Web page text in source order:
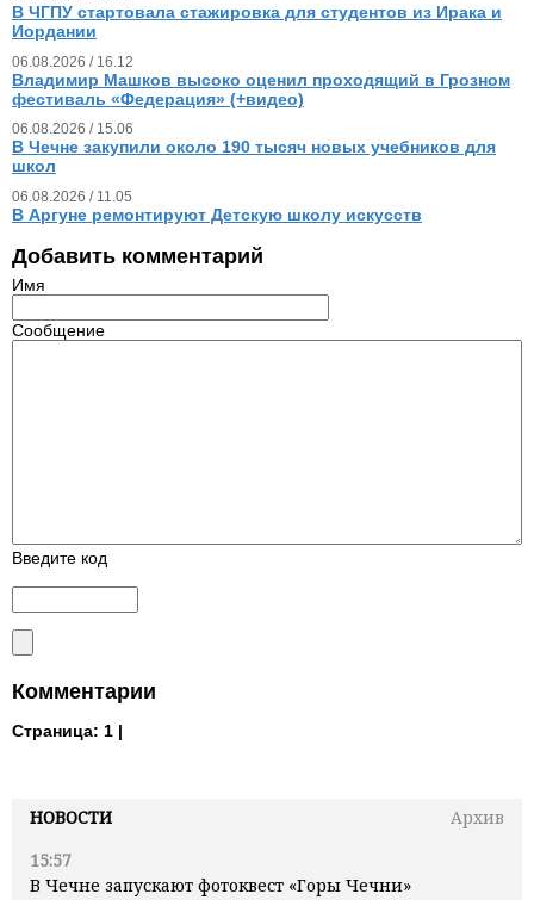
НОВОСТИ
Архив
15:57
В Чечне запускают фотоквест «Горы Чечни»
В ЧГПУ стартовала стажировка для студентов из Ирака и
Иордании
06.08.2026 / 16.12
Владимир Машков высоко оценил проходящий в Грозном
фестиваль «Федерация» (+видео)
06.08.2026 / 15.06
В Чечне закупили около 190 тысяч новых учебников для
школ
06.08.2026 / 11.05
В Аргуне ремонтируют Детскую школу искусств
Добавить комментарий
Имя
Сообщение
Введите код
Комментарии
Страница: 1 |